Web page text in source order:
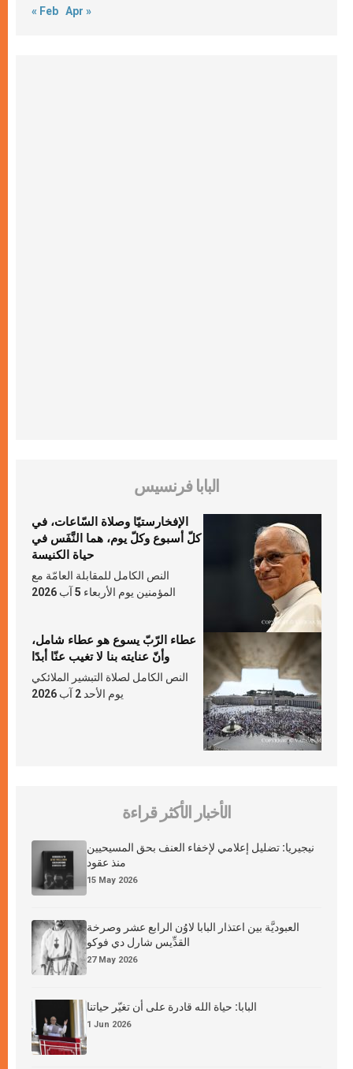
« Feb Apr »
البابا فرنسيس
الإفخارستيّا وصلاة السّاعات، في
كلّ أسبوع وكلّ يوم، هما النَّفَس في
حياة الكنيسة
النص الكامل للمقابلة العامّة مع
المؤمنين يوم الأربعاء 5 آب 2026
عطاء الرّبّ يسوع هو عطاء شامل،
وأنّ عنايته بنا لا تغيب عنّا أبدًا
النص الكامل لصلاة التبشير الملائكي
يوم الأحد 2 آب 2026
الأخبار الأكثر قراءة
نيجيريا: تضليل إعلامي لإخفاء العنف بحق المسيحيين
منذ عقود
15 May 2026
العبوديَّة بين اعتذار البابا لاوُن الرابع عشر وصرخة
القدِّيس شارل دي فوكو
27 May 2026
البابا: حياة الله قادرة على أن تغيّر حياتنا
1 Jun 2026